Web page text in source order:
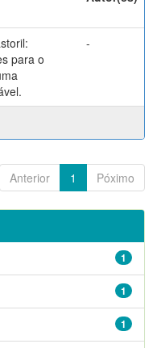
para o
-
Anterior 1 Póximo
1
1
1